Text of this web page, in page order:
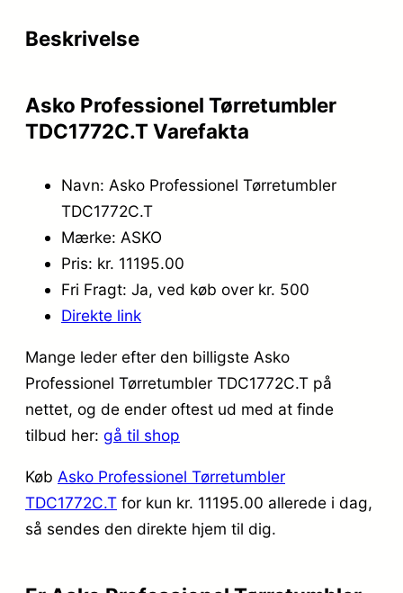
Beskrivelse
Asko Professionel Tørretumbler
TDC1772C.T Varefakta
Navn: Asko Professionel Tørretumbler
TDC1772C.T
Mærke: ASKO
Pris: kr. 11195.00
Fri Fragt: Ja, ved køb over kr. 500
Direkte link
Mange leder efter den billigste Asko
Professionel Tørretumbler TDC1772C.T på
nettet, og de ender oftest ud med at finde
tilbud her: gå til shop
Køb Asko Professionel Tørretumbler
TDC1772C.T for kun kr. 11195.00 allerede i dag,
så sendes den direkte hjem til dig.